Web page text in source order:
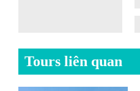
Tours liên quan